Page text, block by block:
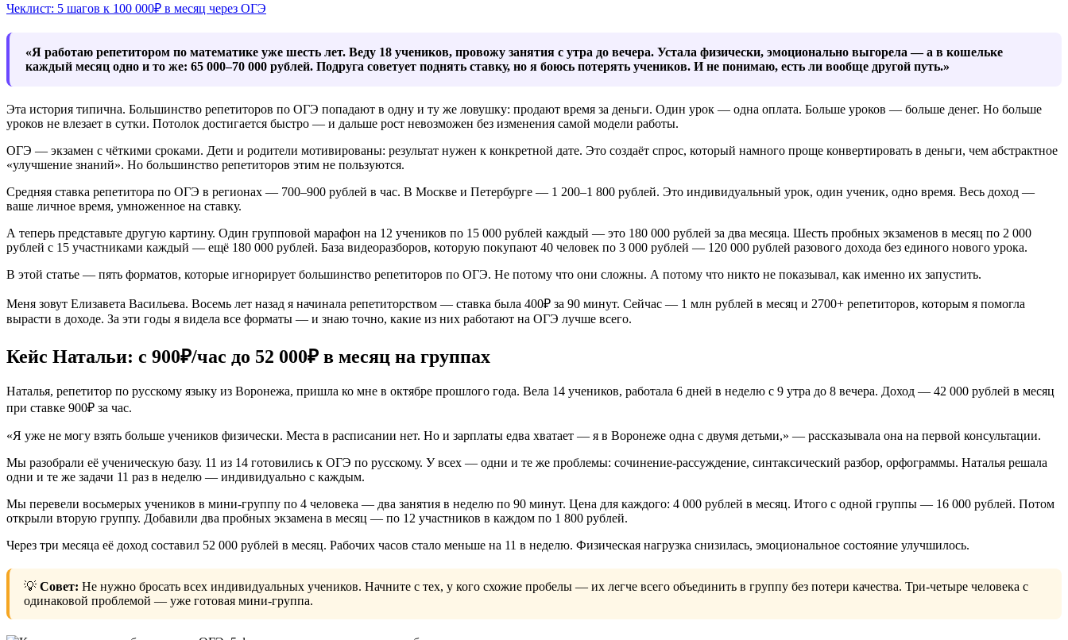
Чеклист: 5 шагов к 100 000₽ в месяц через ОГЭ
«Я работаю репетитором по математике уже шесть лет. Веду 18 учеников, провожу занятия с утра до вечера. Устала физически, эмоционально выгорела — а в кошельке
каждый месяц одно и то же: 65 000–70 000 рублей. Подруга советует поднять ставку, но я боюсь потерять учеников. И не понимаю, есть ли вообще другой путь.»
Эта история типична. Большинство репетиторов по ОГЭ попадают в одну и ту же ловушку: продают время за деньги. Один урок — одна оплата. Больше уроков — больше денег. Но больше
уроков не влезает в сутки. Потолок достигается быстро — и дальше рост невозможен без изменения самой модели работы.
ОГЭ — экзамен с чёткими сроками. Дети и родители мотивированы: результат нужен к конкретной дате. Это создаёт спрос, который намного проще конвертировать в деньги, чем абстрактное
«улучшение знаний». Но большинство репетиторов этим не пользуются.
Средняя ставка репетитора по ОГЭ в регионах — 700–900 рублей в час. В Москве и Петербурге — 1 200–1 800 рублей. Это индивидуальный урок, один ученик, одно время. Весь доход —
ваше личное время, умноженное на ставку.
А теперь представьте другую картину. Один групповой марафон на 12 учеников по 15 000 рублей каждый — это 180 000 рублей за два месяца. Шесть пробных экзаменов в месяц по 2 000
рублей с 15 участниками каждый — ещё 180 000 рублей. База видеоразборов, которую покупают 40 человек по 3 000 рублей — 120 000 рублей разового дохода без единого нового урока.
В этой статье — пять форматов, которые игнорирует большинство репетиторов по ОГЭ. Не потому что они сложны. А потому что никто не показывал, как именно их запустить.
Меня зовут Елизавета Васильева. Восемь лет назад я начинала репетиторством — ставка была 400₽ за 90 минут. Сейчас — 1 млн рублей в месяц и 2700+ репетиторов, которым я помогла
вырасти в доходе. За эти годы я видела все форматы — и знаю точно, какие из них работают на ОГЭ лучше всего.
Кейс Натальи: с 900₽/час до 52 000₽ в месяц на группах
Наталья, репетитор по русскому языку из Воронежа, пришла ко мне в октябре прошлого года. Вела 14 учеников, работала 6 дней в неделю с 9 утра до 8 вечера. Доход — 42 000 рублей в месяц
при ставке 900₽ за час.
«Я уже не могу взять больше учеников физически. Места в расписании нет. Но и зарплаты едва хватает — я в Воронеже одна с двумя детьми,» — рассказывала она на первой консультации.
Мы разобрали её ученическую базу. 11 из 14 готовились к ОГЭ по русскому. У всех — одни и те же проблемы: сочинение-рассуждение, синтаксический разбор, орфограммы. Наталья решала
одни и те же задачи 11 раз в неделю — индивидуально с каждым.
Мы перевели восьмерых учеников в мини-группу по 4 человека — два занятия в неделю по 90 минут. Цена для каждого: 4 000 рублей в месяц. Итого с одной группы — 16 000 рублей. Потом
открыли вторую группу. Добавили два пробных экзамена в месяц — по 12 участников в каждом по 1 800 рублей.
Через три месяца её доход составил 52 000 рублей в месяц. Рабочих часов стало меньше на 11 в неделю. Физическая нагрузка снизилась, эмоциональное состояние улучшилось.
💡 Совет: Не нужно бросать всех индивидуальных учеников. Начните с тех, у кого схожие пробелы — их легче всего объединить в группу без потери качества. Три-четыре человека с
одинаковой проблемой — уже готовая мини-группа.